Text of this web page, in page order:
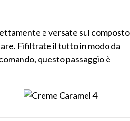
e versate sul composto
Fifiltrate il tutto in modo da
questo passaggio è